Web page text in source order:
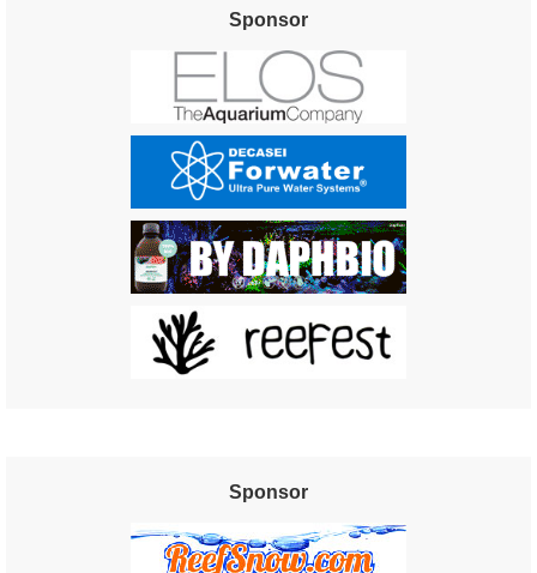
Sponsor
Sponsor